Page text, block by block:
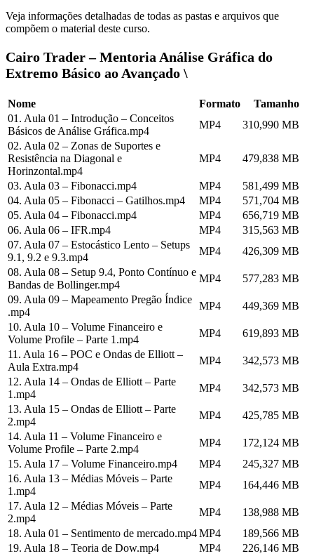
Veja informações detalhadas de todas as pastas e arquivos que
compõem o material deste curso.
Cairo Trader – Mentoria Análise Gráfica do
Extremo Básico ao Avançado \
Nome Formato
Tamanho
01. Aula 01 – Introdução – Conceitos
Básicos de Análise Gráfica.mp4
MP4
310,990 MB
02. Aula 02 – Zonas de Suportes e
Resistência na Diagonal e
Horinzontal.mp4
MP4 479,838 MB
03. Aula 03 – Fibonacci.mp4 MP4
581,499 MB
04. Aula 05 – Fibonacci – Gatilhos.mp4
MP4
571,704 MB
05. Aula 04 – Fibonacci.mp4
MP4
656,719 MB
06. Aula 06 – IFR.mp4
MP4
315,563 MB
07. Aula 07 – Estocástico Lento – Setups
9.1, 9.2 e 9.3.mp4
MP4
426,309 MB
08. Aula 08 – Setup 9.4, Ponto Contínuo e
Bandas de Bollinger.mp4
MP4
577,283 MB
09. Aula 09 – Mapeamento Pregão Índice
.mp4
MP4
449,369 MB
10. Aula 10 – Volume Financeiro e
Volume Profile – Parte 1.mp4
MP4
619,893 MB
11. Aula 16 – POC e Ondas de Elliott –
Aula Extra.mp4
MP4
342,573 MB
12. Aula 14 – Ondas de Elliott – Parte
1.mp4
MP4
342,573 MB
13. Aula 15 – Ondas de Elliott – Parte
2.mp4
MP4
425,785 MB
14. Aula 11 – Volume Financeiro e
Volume Profile – Parte 2.mp4
MP4
172,124 MB
15. Aula 17 – Volume Financeiro.mp4
MP4
245,327 MB
16. Aula 13 – Médias Móveis – Parte
1.mp4
MP4
164,446 MB
17. Aula 12 – Médias Móveis – Parte
2.mp4
MP4
138,988 MB
18. Aula 01 – Sentimento de mercado.mp4MP4
189,566 MB
19. Aula 18 – Teoria de Dow.mp4
MP4
226,146 MB